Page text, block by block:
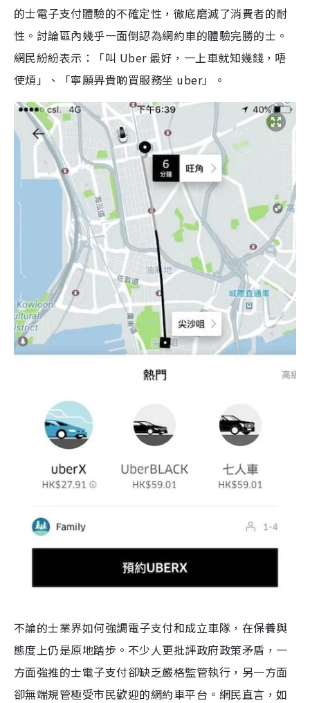
的士電子支付體驗的不確定性，徹底磨滅了消費者的耐
性。討論區內幾乎一面倒認為網約車的體驗完勝的士。
網民紛紛表示：「叫 Uber 最好，一上車就知幾錢，唔
使煩」、「寧願畀貴啲買服務坐 uber」。
不論的士業界如何強調電子支付和成立車隊，在保養與
態度上仍是原地踏步。不少人更批評政府政策矛盾，一
方面強推的士電子支付卻缺乏嚴格監管執行，另一方面
卻無端規管極受市民歡迎的網約車平台。網民直言，如